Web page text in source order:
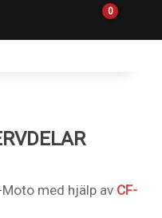
0
Övrigt & Merch
med hjälp av CF-